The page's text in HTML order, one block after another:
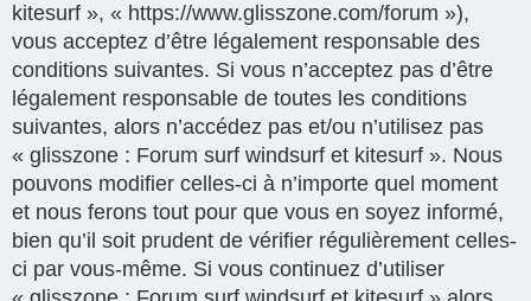
kitesurf », « https://www.glisszone.com/forum »),
vous acceptez d’être légalement responsable des
conditions suivantes. Si vous n’acceptez pas d’être
légalement responsable de toutes les conditions
suivantes, alors n’accédez pas et/ou n’utilisez pas
« glisszone : Forum surf windsurf et kitesurf ». Nous
pouvons modifier celles-ci à n’importe quel moment
et nous ferons tout pour que vous en soyez informé,
bien qu’il soit prudent de vérifier régulièrement celles-
ci par vous-même. Si vous continuez d’utiliser